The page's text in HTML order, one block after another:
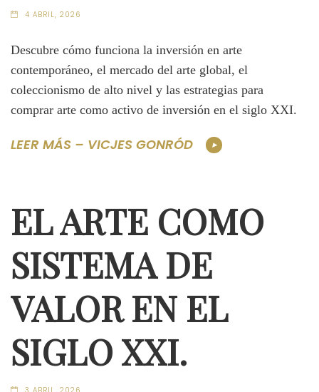
4 ABRIL, 2026
Descubre cómo funciona la inversión en arte
contemporáneo, el mercado del arte global, el
coleccionismo de alto nivel y las estrategias para
comprar arte como activo de inversión en el siglo XXI.
LEER MÁS – VICJES GONRÓD
EL ARTE COMO
SISTEMA DE
VALOR EN EL
SIGLO XXI.